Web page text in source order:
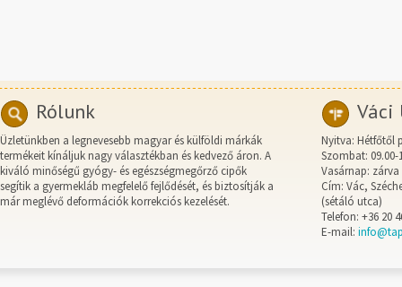
Rólunk
Üzletünkben a legnevesebb magyar és külföldi márkák
termékeit kínáljuk nagy választékban és kedvező áron. A
kiváló minőségű gyógy- és egészségmegőrző cipők
segítik a gyermekláb megfelelő fejlődését, és biztosítják a
már meglévő deformációk korrekciós kezelését.
Váci
Nyitva: Hétfőtől
Szombat: 09.00-
Vasárnap: zárva
Cím: Vác,
(sétáló utca)
Telefon: +36 20
E-mail: